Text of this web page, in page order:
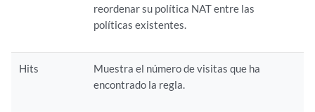
reordenar su política NAT entre las
políticas existentes.
Hits
Muestra el número de visitas que ha
encontrado la regla.